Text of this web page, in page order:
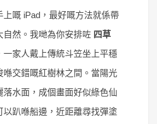
上嘅 iPad，最好嘅方法就係帶
自然。我哋為你安排咗 四草
一家人戴上傳統斗笠坐上平穩
喺交錯嘅紅樹林之間。當陽光
落水面，成個畫面好似綠色仙
以趴喺船邊，近距離尋找彈塗